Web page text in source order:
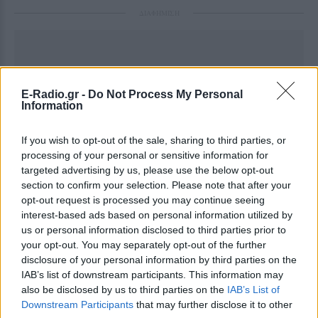
E-Radio.gr - Do Not Process My Personal
Information
If you wish to opt-out of the sale, sharing to third parties, or
processing of your personal or sensitive information for
targeted advertising by us, please use the below opt-out
section to confirm your selection. Please note that after your
opt-out request is processed you may continue seeing
interest-based ads based on personal information utilized by
us or personal information disclosed to third parties prior to
your opt-out. You may separately opt-out of the further
disclosure of your personal information by third parties on the
IAB’s list of downstream participants. This information may
also be disclosed by us to third parties on the IAB’s List of
Downstream Participants that may further disclose it to other